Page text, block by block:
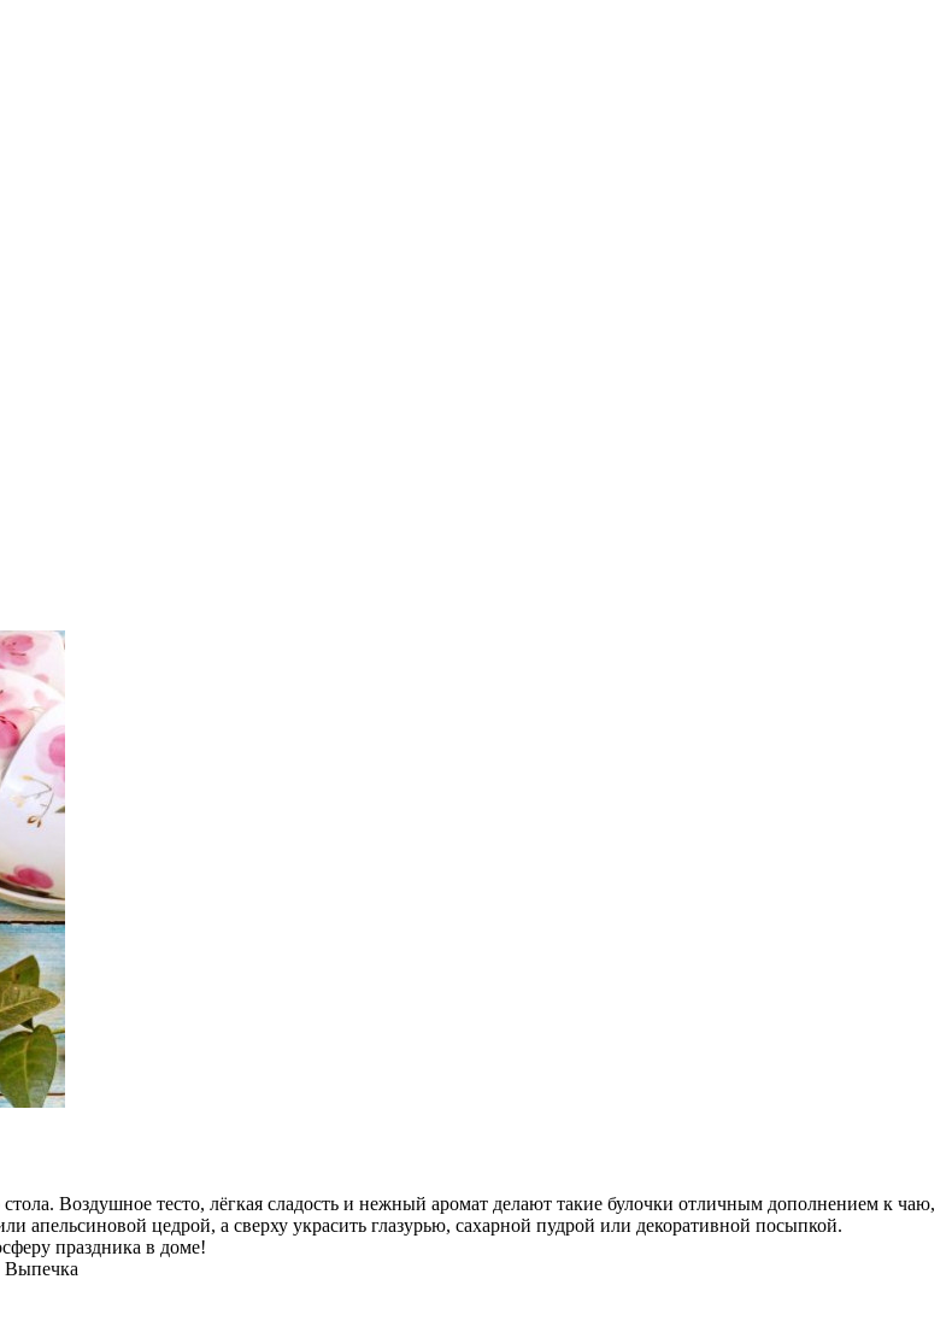
Воздушное тесто, лёгкая сладость и нежный аромат делают такие булочки отличным дополнением к чаю,
цедрой, а сверху украсить глазурью, сахарной пудрой или декоративной посыпкой.
праздника в доме!
Выпечка